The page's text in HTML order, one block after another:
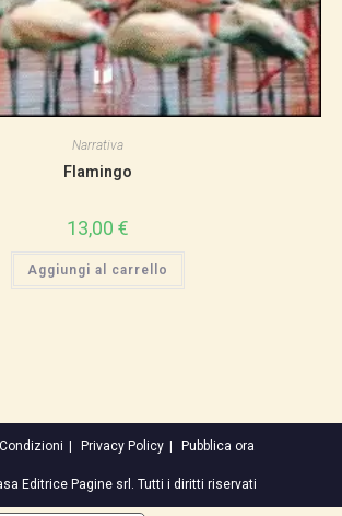
Narrativa
Flamingo
13,00 €
Aggiungi al carrello
Privacy Policy Pubblica ora
Editrice Pagine srl. Tutti i diritti riservati